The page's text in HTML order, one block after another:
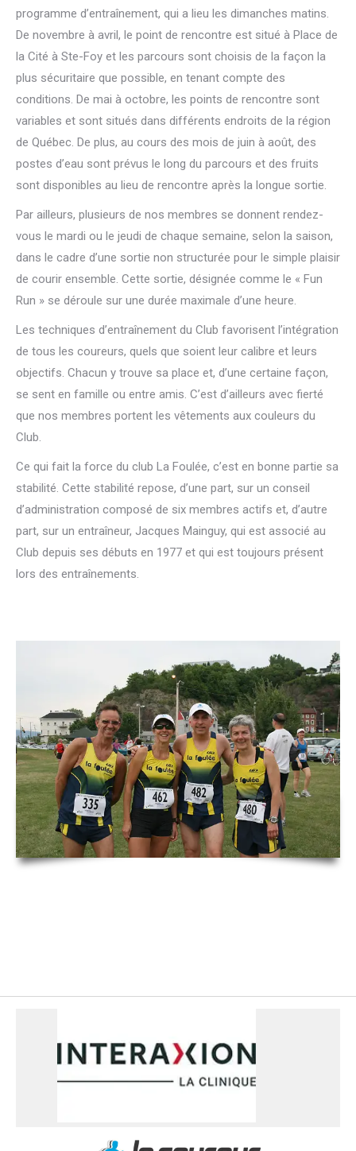
programme d’entraînement, qui a lieu les dimanches matins.
De novembre à avril, le point de rencontre est situé à Place de
la Cité à Ste-Foy et les parcours sont choisis de la façon la
plus sécuritaire que possible, en tenant compte des
conditions. De mai à octobre, les points de rencontre sont
variables et sont situés dans différents endroits de la région
de Québec. De plus, au cours des mois de juin à août, des
postes d’eau sont prévus le long du parcours et des fruits
sont disponibles au lieu de rencontre après la longue sortie.
Par ailleurs, plusieurs de nos membres se donnent rendez-
vous le mardi ou le jeudi de chaque semaine, selon la saison,
dans le cadre d’une sortie non structurée pour le simple plaisir
de courir ensemble. Cette sortie, désignée comme le « Fun
Run » se déroule sur une durée maximale d’une heure.
Les techniques d’entraînement du Club favorisent l’intégration
de tous les coureurs, quels que soient leur calibre et leurs
objectifs. Chacun y trouve sa place et, d’une certaine façon,
se sent en famille ou entre amis. C’est d’ailleurs avec fierté
que nos membres portent les vêtements aux couleurs du
Club.
Ce qui fait la force du club La Foulée, c’est en bonne partie sa
stabilité. Cette stabilité repose, d’une part, sur un conseil
d’administration composé de six membres actifs et, d’autre
part, sur un entraîneur, Jacques Mainguy, qui est associé au
Club depuis ses débuts en 1977 et qui est toujours présent
lors des entraînements.